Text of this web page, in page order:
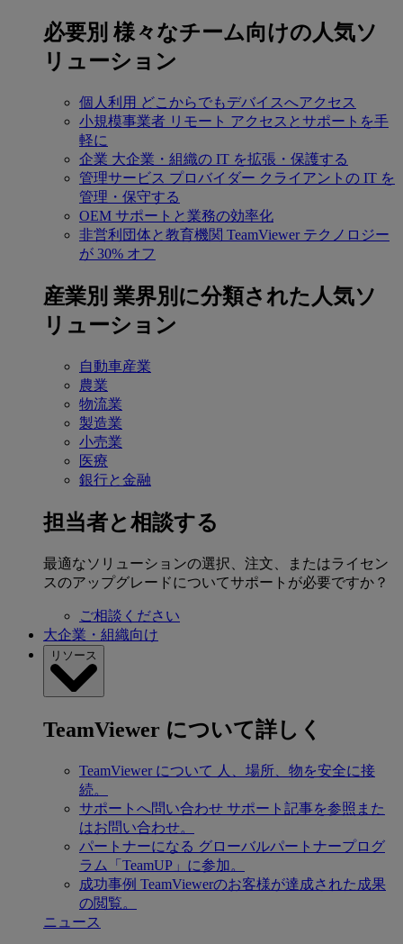
必要別 様々なチーム向けの人気ソ
リューション
個人利用 どこからでもデバイスへアクセス
小規模事業者 リモート アクセスとサポートを手
軽に
企業 大企業・組織の IT を拡張・保護する
管理サービス プロバイダー クライアントの IT を
管理・保守する
OEM サポートと業務の効率化
非営利団体と教育機関 TeamViewer テクノロジー
が 30% オフ
産業別 業界別に分類された人気ソ
リューション
自動車産業
農業
物流業
製造業
小売業
医療
銀行と金融
担当者と相談する
最適なソリューションの選択、注文、またはライセン
スのアップグレードについてサポートが必要ですか？
ご相談ください
大企業・組織向け
リソース
TeamViewer について詳しく
TeamViewer について 人、場所、物を安全に接
続。
サポートへ問い合わせ サポート記事を参照また
はお問い合わせ。
パートナーになる グローバルパートナープログ
ラム「TeamUP」に参加。
成功事例 TeamViewerのお客様が達成された成果
の閲覧。
ニュース